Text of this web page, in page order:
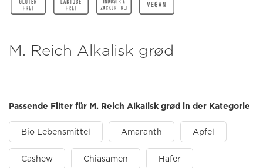
M. Reich Alkalisk grød
Passende Filter für M. Reich Alkalisk grød in der Kategorie
Bio Lebensmittel Amaranth Apfel
Cashew Chiasamen Hafer